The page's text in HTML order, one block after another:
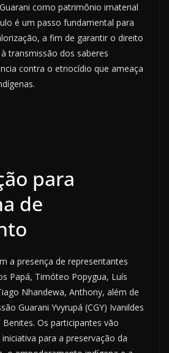
como patrimônio imaterial
é um passo fundamental para
a fim de garantir o direito
transmissão dos saberes
contra o etnocídio que ameaça
para
de
a presença de representantes
Papá, Timóteo Popygua, Luís
Nhandewa, Anthony, além de
Guarani Yvyrupá (CGY) Ivanildes
Os participantes vão
para a preservação da